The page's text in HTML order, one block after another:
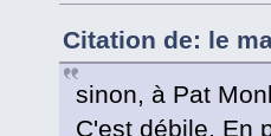
Citation de: le
sinon, à Pat
C'est débile. En